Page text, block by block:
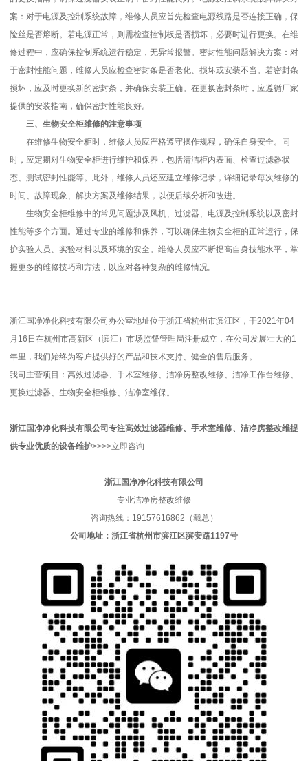
案：对于电源及控制系统故障，维修人员应首先检查电源线路是否连接正确，保
险丝是否熔断。若电源正常，则需检查控制板是否损坏，必要时进行更换。在维
修过程中，应确保控制系统运行稳定，无异常报警。密封性能问题解决方案：对
于密封性能问题，维修人员应检查密封条是否老化、损坏或安装不当。若密封条
损坏，应及时更换新的密封条，并确保安装正确。在更换密封条时，应遵循厂家
提供的安装指南，确保密封性能良好。
三、生物安全柜维修的注意事项
在维修生物安全柜时，维修人员应严格遵守操作规程，确保自身安全。同
时，应定期对生物安全柜进行维护和保养，包括清洁柜内表面、检查过滤器状
态、测试密封性能等。此外，维修人员还应建立维修记录，详细记录每次维修的
时间、故障现象、解决方案及维修结果，以便后续分析和改进。
生物安全柜维修中的常见问题涉及风机、过滤器、电源及控制系统以及密封
性能等多个方面。通过专业的维修和保养，可以确保生物安全柜的正常运行，保
护实验人员、实验材料以及环境的安全。维修人员应不断提高自身技能水平，掌
握更多的维修技巧和方法，以应对各种复杂的维修情况。
浙江国净净化科技有限公司办公室地址位于浙江省杭州市滨江区，于2021年04
月16日在杭州市高新区（滨江）市场监督管理局注册成立，在公司发展壮大的1
年里，我们始终为客户提供好的产品和技术支持、健全的售后服务。
我司主营项目：高效过滤器、手术室维修、洁净房整改维修、洁净工作台维修、
更换过滤器、生物安全柜维修、洁净室维保。
浙江国净净化科技有限公司 专注高效过滤器维修、手术室维修、洁净房整改维提
供专业优质的设备维护>>>>立即咨询
浙江国净净化科技有限公司
专业洁净房整改维修
咨询热线：19157616862（戴总）
公司地址：浙江省杭州市滨江区滨安路1197号